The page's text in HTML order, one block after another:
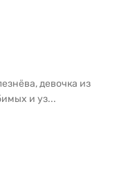
девочка из
и уз...